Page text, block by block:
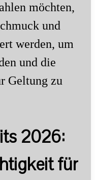
möchten,
und
werden, um
und die
Geltung zu
2026:
für